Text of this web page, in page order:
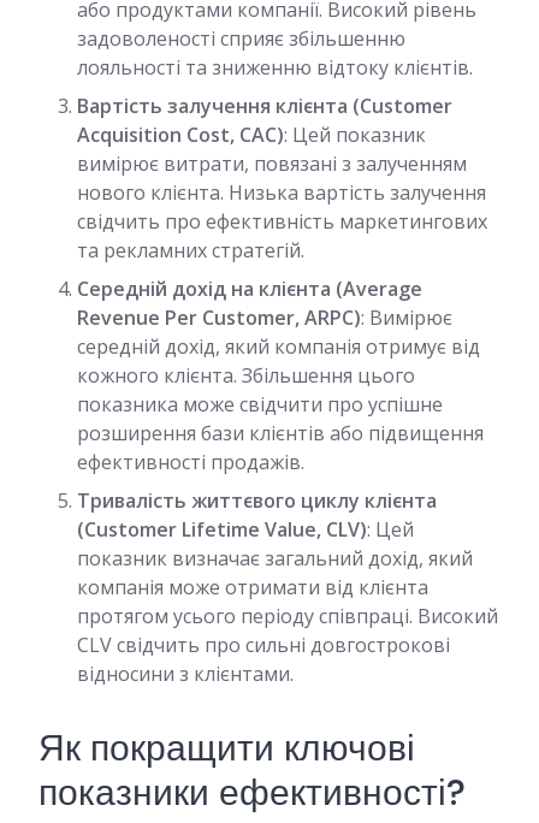
або продуктами компанії. Високий рівень
задоволеності сприяє збільшенню
лояльності та зниженню відтоку клієнтів.
Вартість залучення клієнта (Customer
Acquisition Cost, CAC): Цей показник
вимірює витрати, повязані з залученням
нового клієнта. Низька вартість залучення
свідчить про ефективність маркетингових
та рекламних стратегій.
Середній дохід на клієнта (Average
Revenue Per Customer, ARPC): Вимірює
середній дохід, який компанія отримує від
кожного клієнта. Збільшення цього
показника може свідчити про успішне
розширення бази клієнтів або підвищення
ефективності продажів.
Тривалість життєвого циклу клієнта
(Customer Lifetime Value, CLV): Цей
показник визначає загальний дохід, який
компанія може отримати від клієнта
протягом усього періоду співпраці. Високий
CLV свідчить про сильні довгострокові
відносини з клієнтами.
Як покращити ключові
показники ефективності?